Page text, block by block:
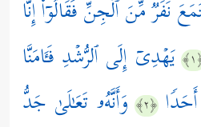
نَفَرࣱ مِّنَ ٱلۡجِنِّ فَقَالُوۤاْ إِنَّا
یَهۡدِیۤ إِلَى ٱلرُّشۡدِ فَـَٔامَنَّا
﴿٢﴾
وَأَنَّهُۥ تَعَـٰلَىٰ جَدُّ